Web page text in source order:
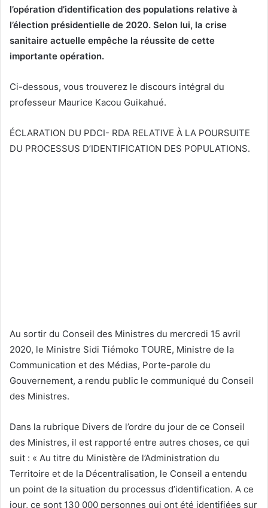
l’opération d’identification des populations relative à
l’élection présidentielle de 2020. Selon lui, la crise
sanitaire actuelle empêche la réussite de cette
importante opération.
Ci-dessous, vous trouverez le discours intégral du
professeur Maurice Kacou Guikahué.
ÉCLARATION DU PDCI- RDA RELATIVE À LA POURSUITE
DU PROCESSUS D’IDENTIFICATION DES POPULATIONS.
Au sortir du Conseil des Ministres du mercredi 15 avril
2020, le Ministre Sidi Tiémoko TOURE, Ministre de la
Communication et des Médias, Porte-parole du
Gouvernement, a rendu public le communiqué du Conseil
des Ministres.
Dans la rubrique Divers de l’ordre du jour de ce Conseil
des Ministres, il est rapporté entre autres choses, ce qui
suit : « Au titre du Ministère de l’Administration du
Territoire et de la Décentralisation, le Conseil a entendu
un point de la situation du processus d’identification. A ce
jour, ce sont 130 000 personnes qui ont été identifiées sur